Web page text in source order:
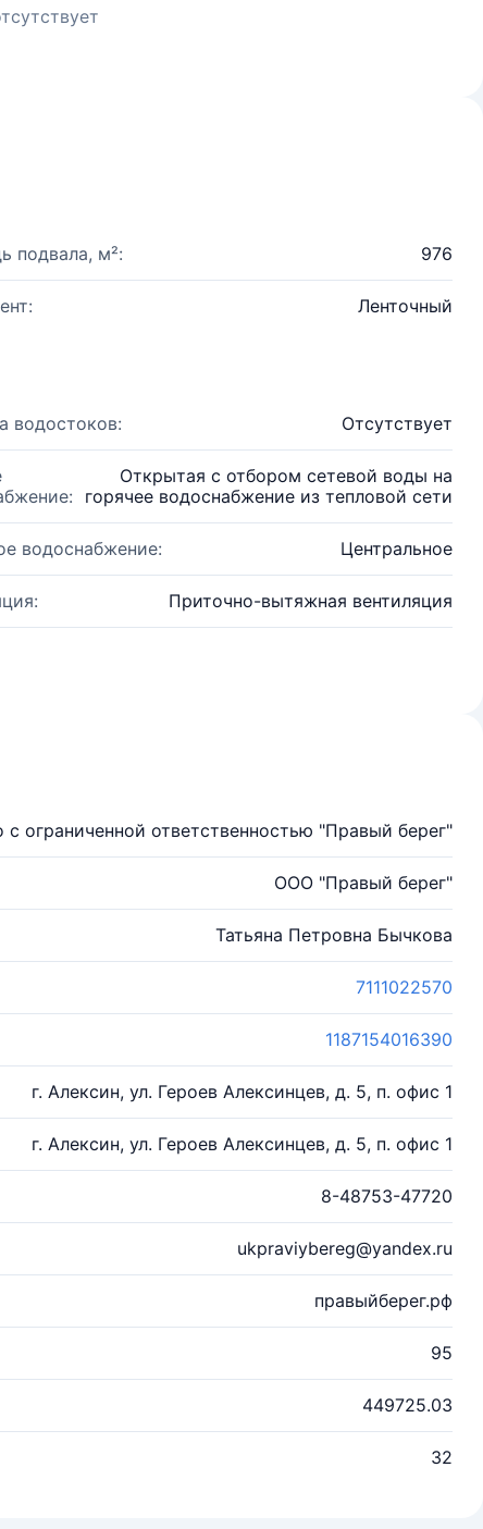
подвала, м²: 976
Ленточный
водостоков: Отсутствует
Открытая с отбором сетевой воды на
горячее водоснабжение из тепловой сети
водоснабжение: Центральное
Приточно-вытяжная вентиляция
ограниченной ответственностью "Правый берег"
ООО "Правый берег"
Татьяна Петровна Бычкова
7111022570
1187154016390
г. Алексин, ул. Героев Алексинцев, д. 5, п. офис 1
г. Алексин, ул. Героев Алексинцев, д. 5, п. офис 1
8-48753-47720
ukpraviybereg@yandex.ru
правыйберег.рф
95
449725.03
32